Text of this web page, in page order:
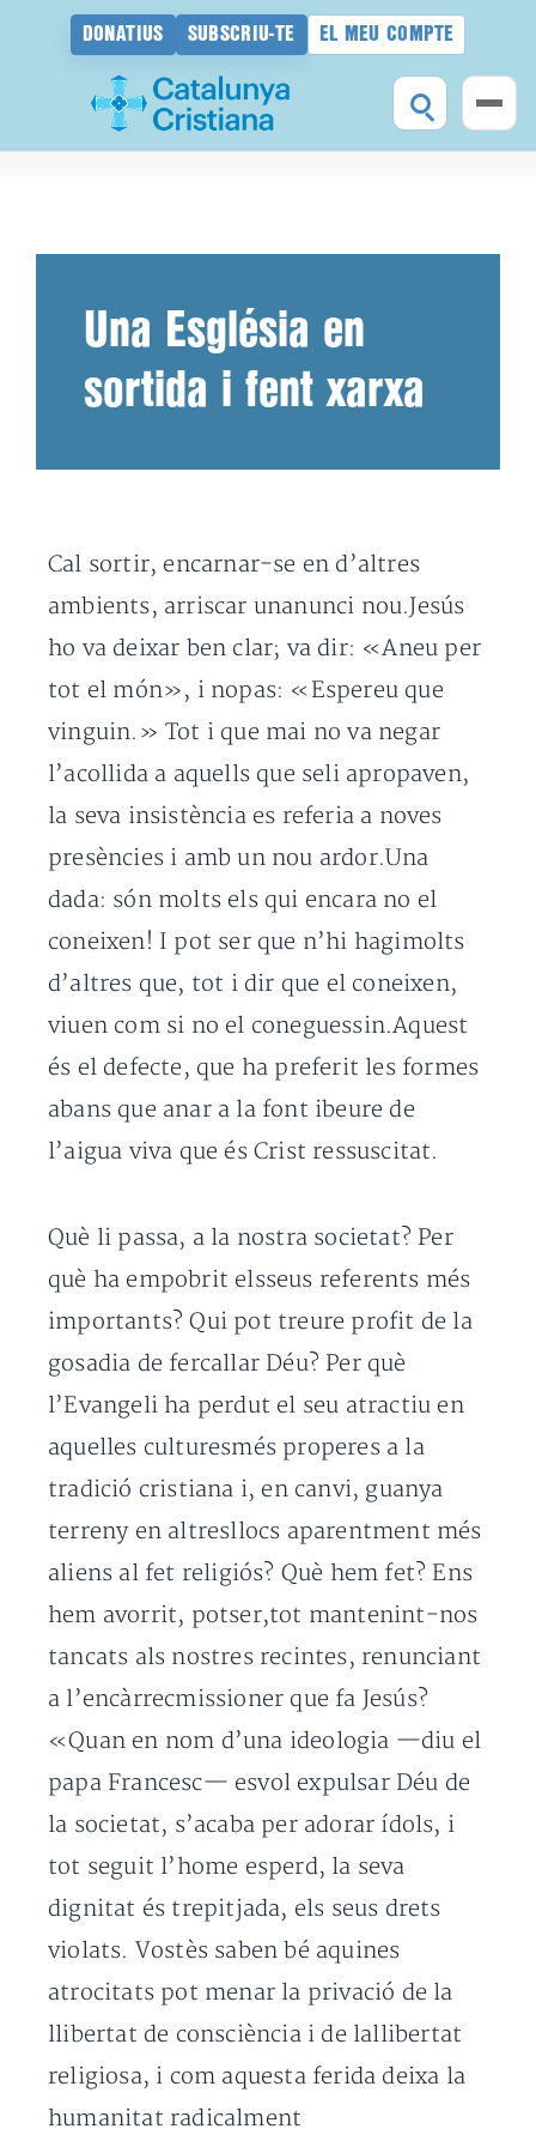
DONATIUS SUBSCRIU-TE EL MEU COMPTE
Una Església en
sortida i fent xarxa
Cal sortir, encarnar-se en d’altres
ambients, arriscar unanunci nou.Jesús
ho va deixar ben clar; va dir: «Aneu per
tot el món», i nopas: «Espereu que
vinguin.» Tot i que mai no va negar
l’acollida a aquells que seli apropaven,
la seva insistència es referia a noves
presències i amb un nou ardor.Una
dada: són molts els qui encara no el
coneixen! I pot ser que n’hi hagimolts
d’altres que, tot i dir que el coneixen,
viuen com si no el coneguessin.Aquest
és el defecte, que ha preferit les formes
abans que anar a la font ibeure de
l’aigua viva que és Crist ressuscitat.
Què li passa, a la nostra societat? Per
què ha empobrit elsseus referents més
importants? Qui pot treure profit de la
gosadia de fercallar Déu? Per què
l’Evangeli ha perdut el seu atractiu en
aquelles culturesmés properes a la
tradició cristiana i, en canvi, guanya
terreny en altresllocs aparentment més
aliens al fet religiós? Què hem fet? Ens
hem avorrit, potser,tot mantenint-nos
tancats als nostres recintes, renunciant
a l’encàrrecmissioner que fa Jesús?
«Quan en nom d’una ideologia —diu el
papa Francesc— esvol expulsar Déu de
la societat, s’acaba per adorar ídols, i
tot seguit l’home esperd, la seva
dignitat és trepitjada, els seus drets
violats. Vostès saben bé aquines
atrocitats pot menar la privació de la
llibertat de consciència i de lallibertat
religiosa, i com aquesta ferida deixa la
humanitat radicalment